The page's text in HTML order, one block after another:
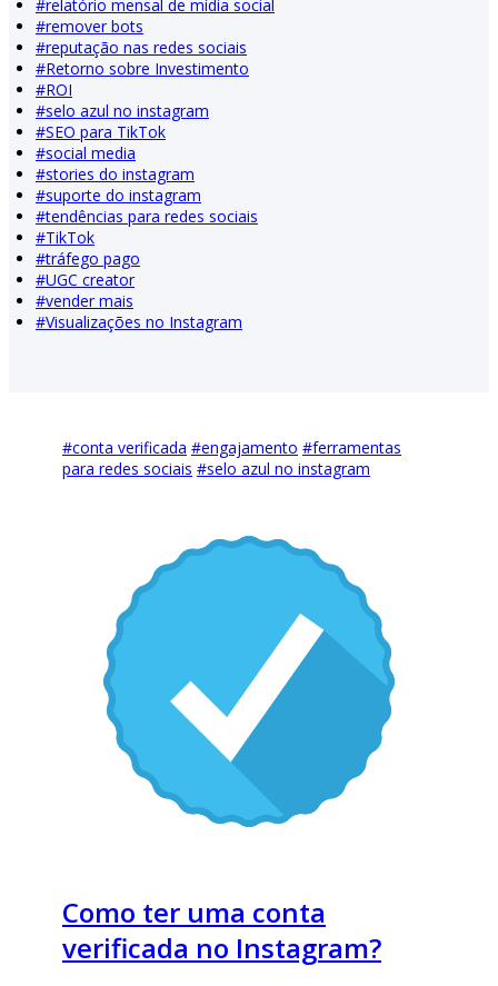
#relatório mensal de mídia social
#remover bots
#reputação nas redes sociais
#Retorno sobre Investimento
#ROI
#selo azul no instagram
#SEO para TikTok
#social media
#stories do instagram
#suporte do instagram
#tendências para redes sociais
#TikTok
#tráfego pago
#UGC creator
#vender mais
#Visualizações no Instagram
#conta verificada #engajamento #ferramentas
para redes sociais #selo azul no instagram
Como ter uma conta
verificada no Instagram?